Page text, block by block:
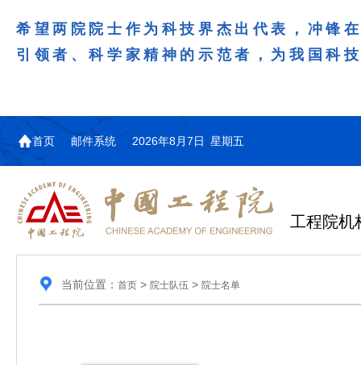
希望两院院士作为科技界杰出代表，冲锋
引领者、科学家精神的示范者，为我国科
首页 邮件系统 2026年8月7日 星期五
工程院机
当前位置： 首页> 院士队伍 > 院士名单